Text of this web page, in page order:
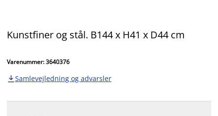
Kunstfiner og stål. B144 x H41 x D44 cm
Varenummer: 3640376
 Samlevejledning og advarsler